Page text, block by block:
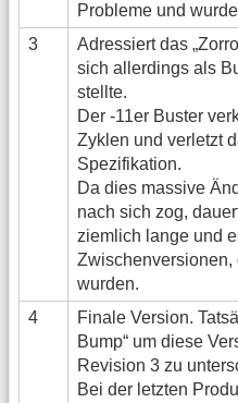
Probleme und
3
Adressiert das
sich allerdings als
stellte.
Der -11er Buster
Zyklen und verletzt
Spezifikation.
Da dies massive
nach sich zog,
ziemlich lange und
Zwischenversionen,
wurden.
4
Finale Version.
Bump“ um diese
Revision 3 zu
Bei der letzten